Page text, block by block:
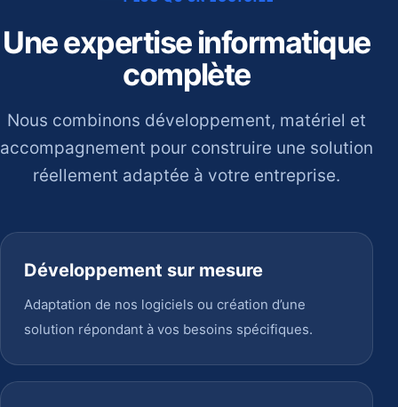
Une expertise informatique
complète
Nous combinons développement, matériel et
accompagnement pour construire une solution
réellement adaptée à votre entreprise.
Développement sur mesure
Adaptation de nos logiciels ou création d’une
solution répondant à vos besoins spécifiques.